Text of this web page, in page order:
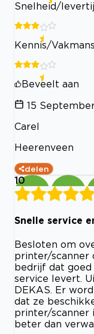
Snelheid/
Kennis/
Beveelt aan
15
Carel
Heerenveen
delen
10
Snelle service
Besloten om
printer/scanner
bedrijf dat goed
service levert.
DEKAS. Er
dat ze
printer/scanner
beter dan